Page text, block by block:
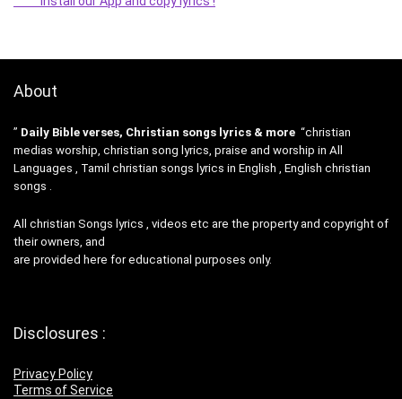
About
” Daily Bible verses, Christian songs lyrics & more “christian
medias worship, christian song lyrics, praise and worship in All
Languages , Tamil christian songs lyrics in English , English christian
songs .
All christian Songs lyrics , videos etc are the property and copyright of
their owners, and
are provided here for educational purposes only.
Disclosures :
Privacy Policy
Terms of Service